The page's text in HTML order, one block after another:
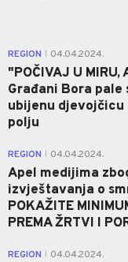
REGION 04.04.2024.
"POČIVAJ U MIRU,
Građani Bora pale
ubijenu djevojčicu
polju
REGION 04.04.2024.
Apel medijima
izvještavanja o
POKAŽITE
PREMA ŽRTVI I
REGION 04.04.2024.